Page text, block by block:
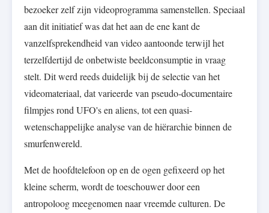
bezoeker zelf zijn videoprogramma samenstellen. Speciaal
aan dit initiatief was dat het aan de ene kant de
vanzelfsprekendheid van video aantoonde terwijl het
terzelfdertijd de onbetwiste beeldconsumptie in vraag
stelt. Dit werd reeds duidelijk bij de selectie van het
videomateriaal, dat varieerde van pseudo-documentaire
filmpjes rond UFO's en aliens, tot een quasi-
wetenschappelijke analyse van de hiërarchie binnen de
smurfenwereld.
Met de hoofdtelefoon op en de ogen gefixeerd op het
kleine scherm, wordt de toeschouwer door een
antropoloog meegenomen naar vreemde culturen. De